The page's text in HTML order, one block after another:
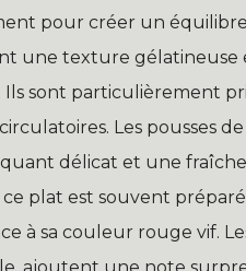
pour créer un
une texture gélatineuse
sont particulièrement
Les pousses
délicat et une
plat est souvent
à sa couleur rouge vif.